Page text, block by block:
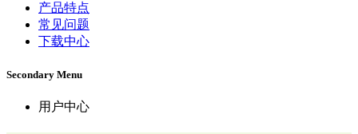
产品特点
常见问题
下载中心
Secondary Menu
用户中心